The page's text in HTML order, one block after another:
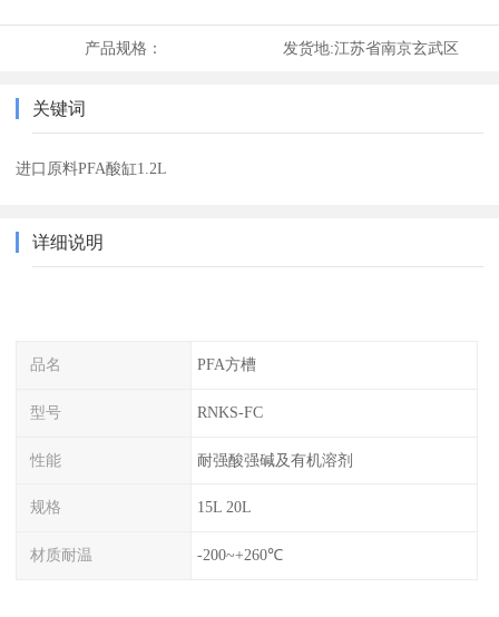
产品规格： 发货地:江苏省南京玄武区
关键词
进口原料PFA酸缸1.2L
详细说明
品名 PFA方槽
型号 RNKS-FC
性能 耐强酸强碱及有机溶剂
规格 15L 20L
材质耐温 -200~+260℃